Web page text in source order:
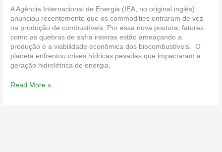
A Agência Internacional de Energia (IEA, no original inglês)
anunciou recentemente que os commodities entraram de vez
na produção de combustíveis. Por essa nova postura, fatores
como as quebras de safra inteiras estão ameaçando a
produção e a viabilidade econômica dos biocombustíveis. O
planeta enfrentou crises hídricas pesadas que impactaram a
geração hidrelétrica de energia,
O
Read More »